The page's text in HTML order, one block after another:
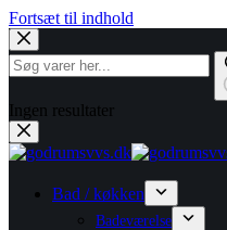
Fortsæt til indhold
Ingen resultater
Bad / køkken
Badeværelse